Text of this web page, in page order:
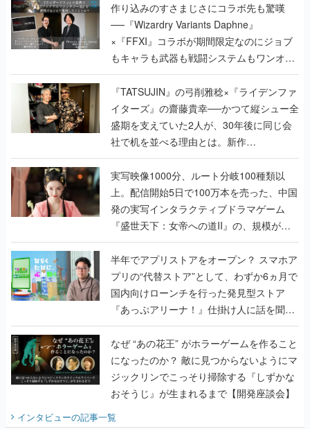
作り込みのすさまじさにコラボ先も驚嘆
──『Wizardry Variants Daphne』
×『FFXI』コラボが期間限定なのにジョブ
もキャラも武器も戦闘システムもワンオフ
で作り込まれた理由を両ディレクターに聞
く
『TATSUJIN』の弓削雅稔×『ライデンファ
イターズ』の齋藤貴幸──かつて縦シュー全
盛期を支えていた2人が、30年後に同じ会
社で机を並べる理由とは。新作
『TATSUJIN EXTREME』で初タッグを組
んだレジェンド2人に訊く開発秘話
実写映像1000分、ルート分岐100種類以
上。配信開始5日で100万本を売った、中国
発の実写インタラクティブドラマゲーム
『盛世天下：女帝への道II』の、規模が違
うこだわりをプロデューサーに聞いた
半年でアプリストアをオープン？ スマホア
プリの“代替ストア”として、わずか6ヵ月で
国内向けローンチを行った発見型ストア
『あっぷアリーナ！』仕掛け人に話を聞い
てみた
なぜ “あの花王” がホラーゲームを作ること
になったのか？ 敵に見つからないようにマ
ジックリンでこっそり掃除する『しずかな
おそうじ』が生まれるまで【開発座談会】
インタビューの記事一覧